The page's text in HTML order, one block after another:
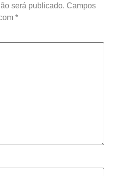
será publicado. Campos
*